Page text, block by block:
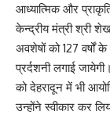
आध्यात्मिक और
केन्द्रीय मंत्री श्री
अवशेषों को 127 वर्षों
प्रर्दशनी लगाई
को देहरादून में भी
उन्होंने स्वीकार कर